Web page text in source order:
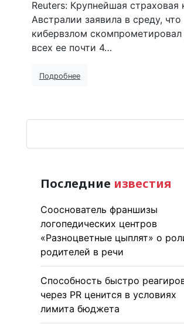
Reuters: Крупнейшая страховая
Австралии заявила в среду, что
кибервзлом
всех ее почти 4…
Подробнее
Последние известия
Сооснователь франшизы
логопедических центров
«Разноцветные цыплят» о
родителей в речи
Способность быстро
через PR ценится в условиях
лимита бюджета